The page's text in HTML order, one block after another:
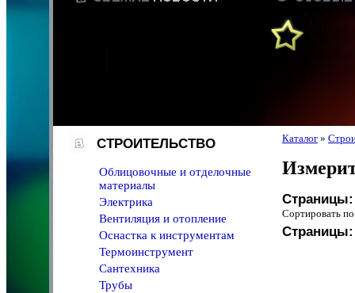
СТРОИТЕЛЬСТВО
Облицовочные и отделочные
материалы
Электрика
Вентиляция и отопление
Оснастка к инструментам
Термоинструмент
Сантехника
Трубы
Каталог »
Страницы:
Сортировать
Страницы: